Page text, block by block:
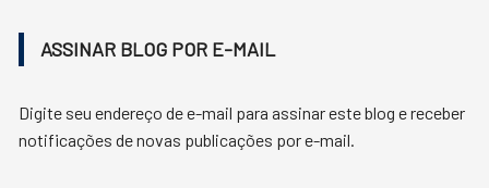
ASSINAR BLOG POR E-MAIL
Digite seu endereço de e-mail para assinar este blog e receber
notificações de novas publicações por e-mail.